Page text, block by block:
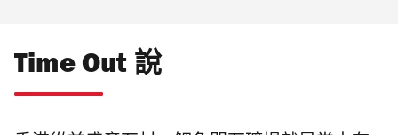
Time Out 說